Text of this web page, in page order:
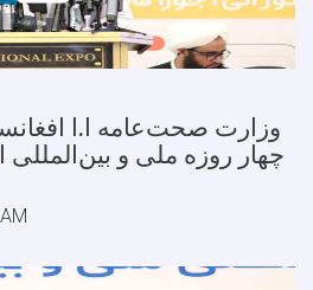
وزارت صحت‌عامه ا.ا
چهار روزه ملی و بین‌المللی